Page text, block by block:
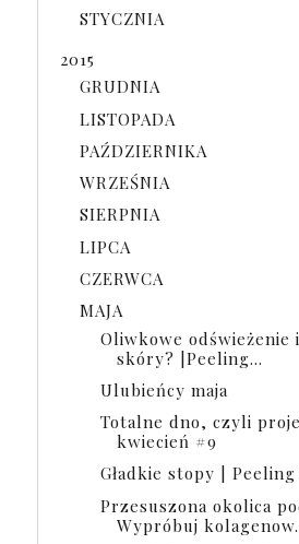
STYCZNIA
2015
GRUDNIA
LISTOPADA
PAŹDZIERNIKA
WRZEŚNIA
SIERPNIA
LIPCA
CZERWCA
MAJA
Oliwkowe odświeżenie
skóry? |Peeling...
Ulubieńcy maja
Totalne dno, czyli
kwiecień #9
Gładkie stopy | Peeling
Przesuszona okolica
Wypróbuj